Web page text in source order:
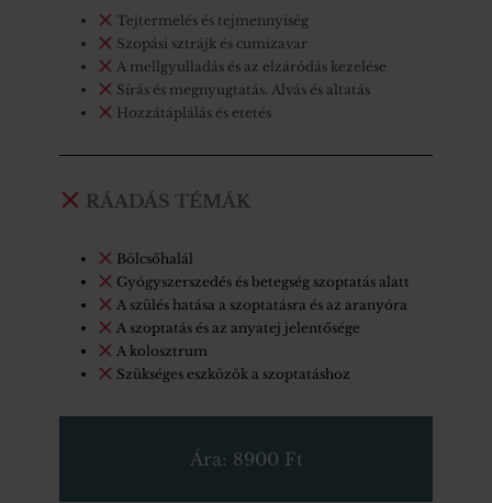
Tejtermelés és tejmennyiség
Szopási sztrájk és cumizavar
A mellgyulladás és az elzáródás kezelése
Sírás és megnyugtatás. Alvás és altatás
Hozzátáplálás és etetés
RÁADÁS TÉMÁK
Bölcsőhalál
Gyógyszerszedés és betegség szoptatás alatt
A szülés hatása a szoptatásra és az aranyóra
A szoptatás és az anyatej jelentősége
A kolosztrum
Szükséges eszközök a szoptatáshoz
Ára: 8900 Ft